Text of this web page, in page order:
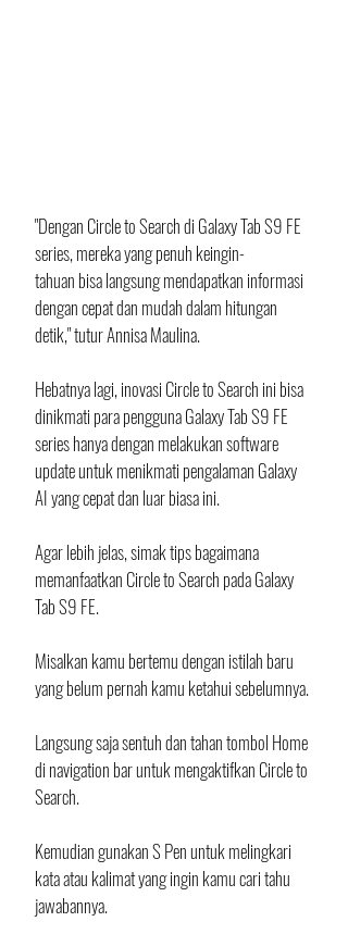
"Dengan Circle to Search di Galaxy Tab S9 FE
series, mereka yang penuh keingin-
tahuan bisa langsung mendapatkan informasi
dengan cepat dan mudah dalam hitungan
detik," tutur Annisa Maulina.
Hebatnya lagi, inovasi Circle to Search ini bisa
dinikmati para pengguna Galaxy Tab S9 FE
series hanya dengan melakukan software
update untuk menikmati pengalaman Galaxy
AI yang cepat dan luar biasa ini.
Agar lebih jelas, simak tips bagaimana
memanfaatkan Circle to Search pada Galaxy
Tab S9 FE.
Misalkan kamu bertemu dengan istilah baru
yang belum pernah kamu ketahui sebelumnya.
Langsung saja sentuh dan tahan tombol Home
di navigation bar untuk mengaktifkan Circle to
Search.
Kemudian gunakan S Pen untuk melingkari
kata atau kalimat yang ingin kamu cari tahu
jawabannya.